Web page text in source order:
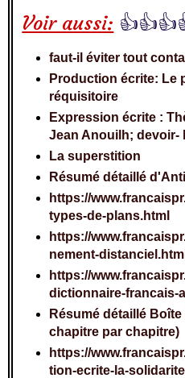
Voir aussi:
faut-il éviter tout
Production écrite: Le
réquisitoire
Expression écrite :
Jean Anouilh; devoir-
La superstition
Résumé détaillé
https://
types-de-plans.html
https://
nement-distanciel.html
https://
dictionnaire-francais-
Résumé détaillé Boîte
chapitre par chapitre)
https://
tion-ecrite-la-